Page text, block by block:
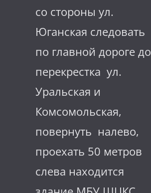
со стороны ул.
Юганская следовать
по главной дороге до
перекрестка ул.
Уральская и
Комсомольская,
повернуть налево,
проехать 50 метров
слева находится